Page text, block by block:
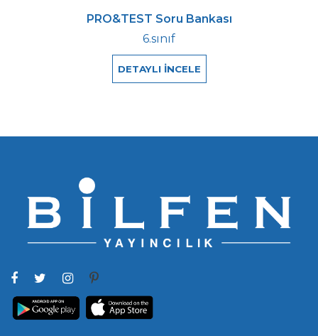
PRO&TEST Soru Bankası
6.sınıf
DETAYLI İNCELE